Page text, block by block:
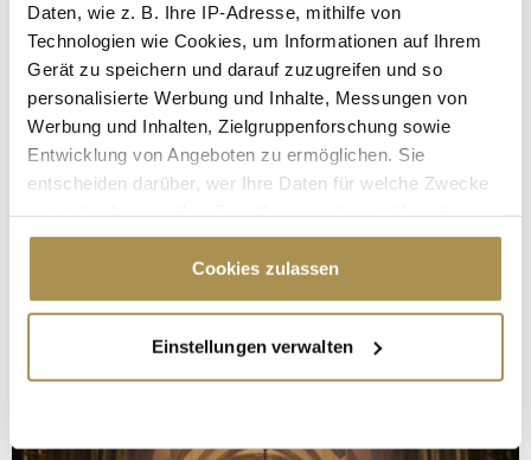
Daten, wie z. B. Ihre IP-Adresse, mithilfe von
Technologien wie Cookies, um Informationen auf Ihrem
Gerät zu speichern und darauf zuzugreifen und so
personalisierte Werbung und Inhalte, Messungen von
Werbung und Inhalten, Zielgruppenforschung sowie
Entwicklung von Angeboten zu ermöglichen. Sie
entscheiden darüber, wer Ihre Daten für welche Zwecke
Cookie-Erklärung oder durch Klicken auf das Privacy
Trigger Symbol ändern oder widerrufen
Informationen über Ihre geografische Lage
erfassen, welche bis auf einige Meter genau sein
Cookies zulassen
Einstellungen verwalten